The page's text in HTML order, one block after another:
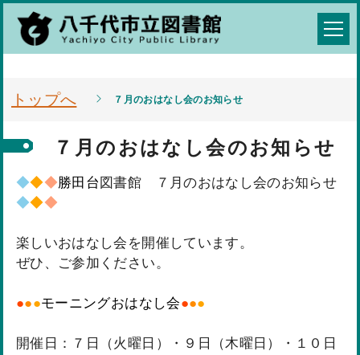
トップへ ７月のおはなし会のお知らせ
７月のおはなし会のお知らせ
◆◆◆勝田台 図書館 ７月のおはなし会のお知らせ
◆◆◆
楽しいおはなし会を開催しています。
ぜひ、ご参加ください。
●●●モーニングおはなし会●●●
開催日：７日（火曜日）・９日（木曜日）・１０日